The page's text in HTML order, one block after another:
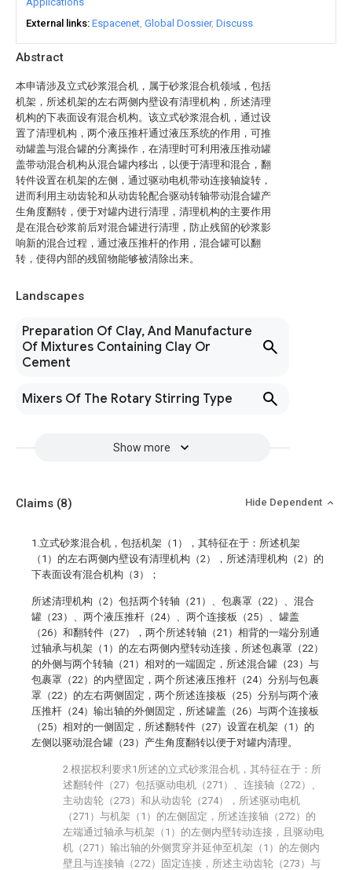
Abstract
本申请涉及立式砂浆混合机，属于砂浆混合机领域，包括
机架，所述机架的左右两侧内壁设有清理机构，所述清理
机构的下表面设有混合机构。该立式砂浆混合机，通过设
置了清理机构，两个液压推杆通过液压系统的作用，可推
动罐盖与混合罐的分离操作，在清理时可利用液压推动罐
盖带动混合机构从混合罐内移出，以便于清理和混合，翻
转件设置在机架的左侧，通过驱动电机带动连接轴旋转，
进而利用主动齿轮和从动齿轮配合驱动转轴带动混合罐产
生角度翻转，便于对罐内进行清理，清理机构的主要作用
是在混合砂浆前后对混合罐进行清理，防止残留的砂浆影
响新的混合过程，通过液压推杆的作用，混合罐可以翻
转，使得内部的残留物能够被清除出来。
Landscapes
Preparation Of Clay, And Manufacture
Of Mixtures Containing Clay Or
Cement
Mixers Of The Rotary Stirring Type
Show more
External links Espacenet Global Dossier Discuss
Claims (8) Hide Dependent
1.立式砂浆混合机，包括机架（1），其特征在于：所述机架
（1）的左右两侧内壁设有清理机构（2），所述清理机构（2）的
下表面设有混合机构（3）；
所述清理机构（2）包括两个转轴（21）、包裹罩（22）、混合
罐（23）、两个液压推杆（24）、两个连接板（25）、罐盖
（26）和翻转件（27），两个所述转轴（21）相背的一端分别通
过轴承与机架（1）的左右两侧内壁转动连接，所述包裹罩（22）
的外侧与两个转轴（21）相对的一端固定，所述混合罐（23）与
包裹罩（22）的内壁固定，两个所述液压推杆（24）分别与包裹
罩（22）的左右两侧固定，两个所述连接板（25）分别与两个液
压推杆（24）输出轴的外侧固定，所述罐盖（26）与两个连接板
（25）相对的一侧固定，所述翻转件（27）设置在机架（1）的
左侧以驱动混合罐（23）产生角度翻转以便于对罐内清理。
2.根据权利要求1所述的立式砂浆混合机，其特征在于：所
述翻转件（27）包括驱动电机（271）、连接轴（272）、
主动齿轮（273）和从动齿轮（274），所述驱动电机
（271）与机架（1）的左侧固定，所述连接轴（272）的
左端通过轴承与机架（1）的左侧内壁转动连接，且驱动电
机（271）输出轴的外侧贯穿并延伸至机架（1）的左侧内
壁且与连接轴（272）固定连接，所述主动齿轮（273）与